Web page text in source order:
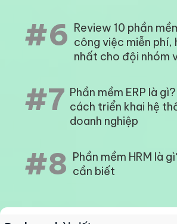
#6 Review 10 phần
công việc miễn phí,
nhất cho đội nhóm
#7 Phần mềm ERP là
cách triển khai hệ
doanh nghiệp
#8 Phần mềm HRM là
cần biết